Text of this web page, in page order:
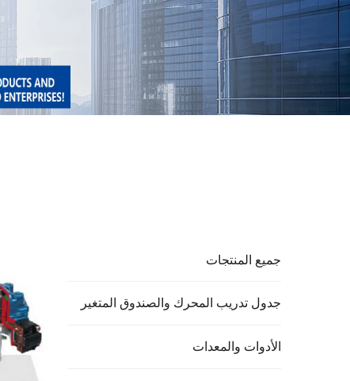
جميع المنتجات
جدول تدريب المحرك والصندوق المتغير
الأدوات والمعدات